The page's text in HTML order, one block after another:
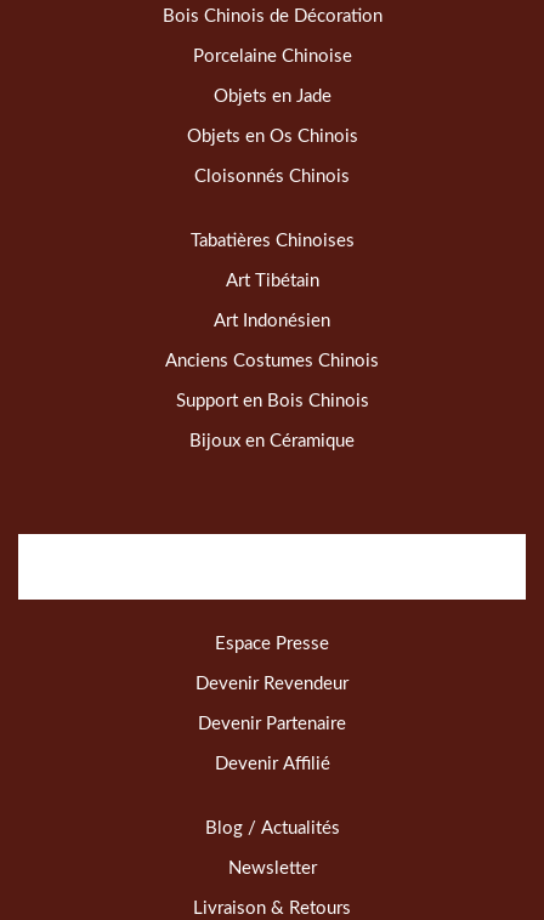
Bois Chinois de Décoration
Porcelaine Chinoise
Objets en Jade
Objets en Os Chinois
Cloisonnés Chinois
Tabatières Chinoises
Art Tibétain
Art Indonésien
Anciens Costumes Chinois
Support en Bois Chinois
Bijoux en Céramique
Espace Presse
Devenir Revendeur
Devenir Partenaire
Devenir Affilié
Blog / Actualités
Newsletter
Livraison & Retours